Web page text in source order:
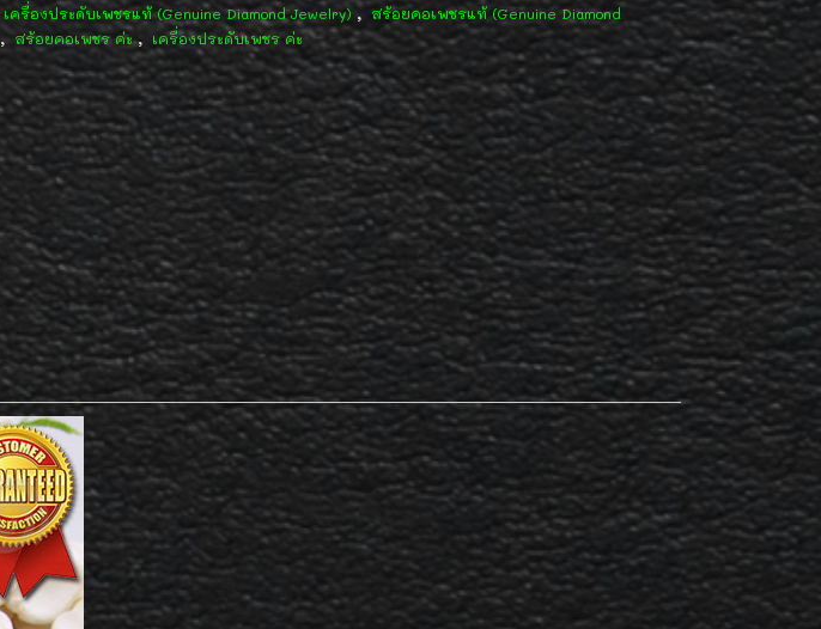
เครื่องประดับเพชรแท้ (Genuine Diamond Jewelry) , สร้อยคอเพชรแท้ (Genuine Diamond
, สร้อยคอเพชร ค่ะ, เครื่องประดับเพชร ค่ะ